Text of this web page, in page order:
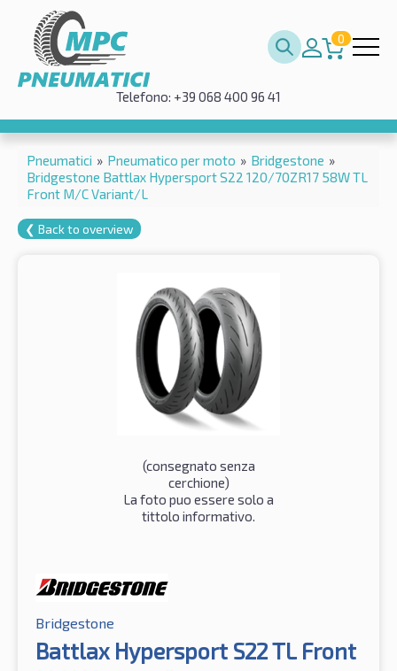
0
Telefono: +39 068 400 96 41
Pneumatici » Pneumatico per moto » Bridgestone »
Bridgestone Battlax Hypersport S22 120/70ZR17 58W TL
Front M/C Variant/L
❮ Back to overview
(consegnato senza
cerchione)
La foto puo essere solo a
tittolo informativo.
Bridgestone
Battlax Hypersport S22 TL Front